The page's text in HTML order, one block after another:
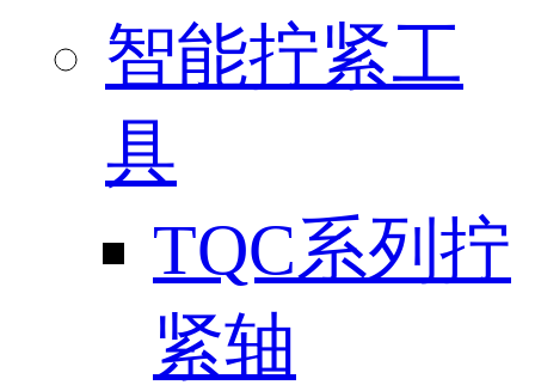
智能拧紧工
具
TQC系列拧
紧轴